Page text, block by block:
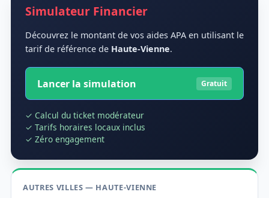
Simulateur Financier
Découvrez le montant de vos aides APA en utilisant le
tarif de référence de Haute-Vienne.
Lancer la simulation Gratuit
✓ Calcul du ticket modérateur
✓ Tarifs horaires locaux inclus
✓ Zéro engagement
AUTRES VILLES — HAUTE-VIENNE